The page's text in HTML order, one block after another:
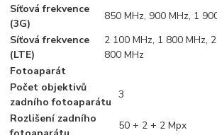
Síťová frekvence
(3G)
850 MHz, 900 MHz, 1
Síťová frekvence
(LTE)
2 100 MHz, 1 800 MHz,
800 MHz
Fotoaparát
Počet objektivů
zadního fotoaparátu
3
Rozlišení zadního
50 + 2 + 2 Mpx